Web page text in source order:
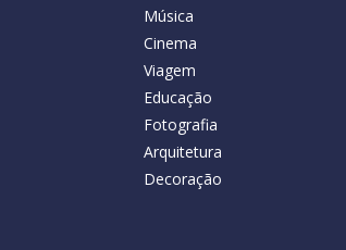
Música
Cinema
Viagem
Educação
Fotografia
Arquitetura
Decoração